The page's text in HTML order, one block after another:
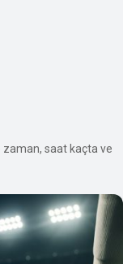
zaman, saat kaçta ve